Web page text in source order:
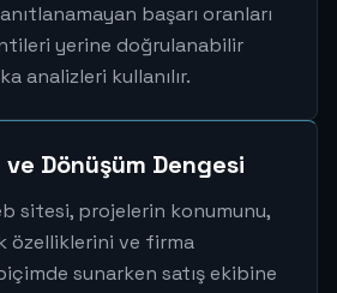
başarı oranları
yerine doğrulanabilir
analizleri kullanılır.
Dönüşüm Dengesi
sitesi, projelerin konumunu,
özelliklerini ve firma
sunarken satış ekibine